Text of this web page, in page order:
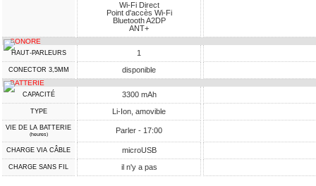
Wi-Fi Direct
Point d'accès Wi-Fi
Bluetooth A2DP
ANT+
SONORE
HAUT-PARLEURS 1
CONECTOR 3,5MM disponible
BATTERIE
CAPACITÉ 3300 mAh
TYPE Li-Ion, amovible
VIE DE LA BATTERIE
(heures) Parler - 17:00
CHARGE VIA CÂBLE microUSB
CHARGE SANS FIL il n'y a pas